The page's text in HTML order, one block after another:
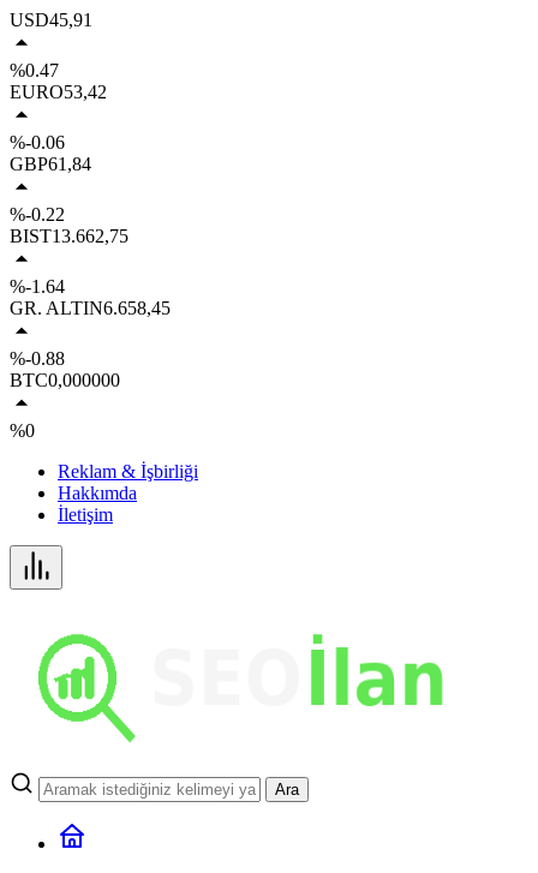
USD45,91
%0.47
EURO53,42
%-0.06
GBP61,84
%-0.22
BIST13.662,75
%-1.64
GR. ALTIN6.658,45
%-0.88
BTC0,000000
%0
Reklam & İşbirliği
Hakkımda
İletişim
Ara